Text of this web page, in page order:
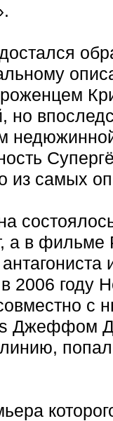
но
из самых
а в
2006 году
с
Джеффом